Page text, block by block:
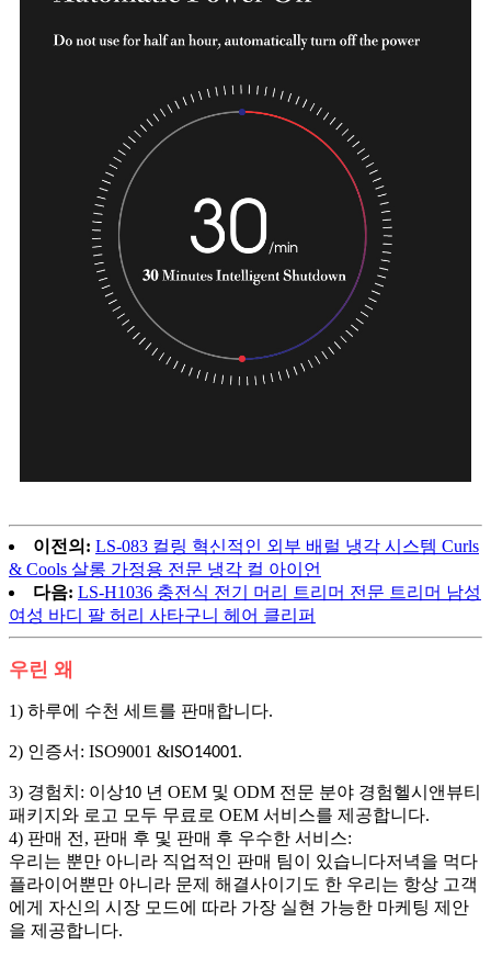
이전의: LS-083 컬링 혁신적인 외부 배럴 냉각 시스템 Curls
& Cools 살롱 가정용 전문 냉각 컬 아이언
다음: LS-H1036 충전식 전기 머리 트리머 전문 트리머 남성
여성 바디 팔 허리 사타구니 헤어 클리퍼
우린 왜
1) 하루에 수천 세트를 판매합니다.
2) 인증서: ISO9001 & ISO14001.
3) 경험치: 이상10 년 OEM 및 ODM 전문 분야 경험헬시앤뷰티
패키지와 로고 모두 무료로 OEM 서비스를 제공합니다.
4) 판매 전, 판매 후 및 판매 후 우수한 서비스:
우리는 뿐만 아니라 직업적인 판매 팀이 있습니다저녁을 먹다
플라이어뿐만 아니라 문제 해결사이기도 한 우리는 항상 고객
에게 자신의 시장 모드에 따라 가장 실현 가능한 마케팅 제안
을 제공합니다.